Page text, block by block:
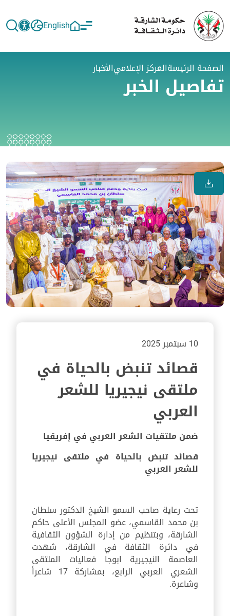
English
الصفحة الرئيسةالمركز الإعلاميالأخبار
تفاصيل الخبر
10 سبتمبر 2025
قصائد تنبض بالحياة في
ملتقى نيجيريا للشعر
العربي
ضمن ملتقيات الشعر العربي في إفريقيا
قصائد تنبض بالحياة في ملتقى نيجيريا
للشعر العربي
تحت رعاية صاحب السمو الشيخ الدكتور سلطان
بن محمد القاسمي، عضو المجلس الأعلى حاكم
الشارقة، وبتنظيم من إدارة الشؤون الثقافية
في دائرة الثقافة في الشارقة، شهدت
العاصمة النيجيرية ابوجا فعاليات الملتقى
الشعري العربي الرابع، بمشاركة 17 شاعراً
وشاعرة.